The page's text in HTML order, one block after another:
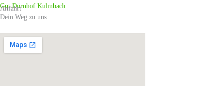
Zum
Inhalt
Gut Dörnhof Kulmbach
Anfahrt
Dein Weg zu uns